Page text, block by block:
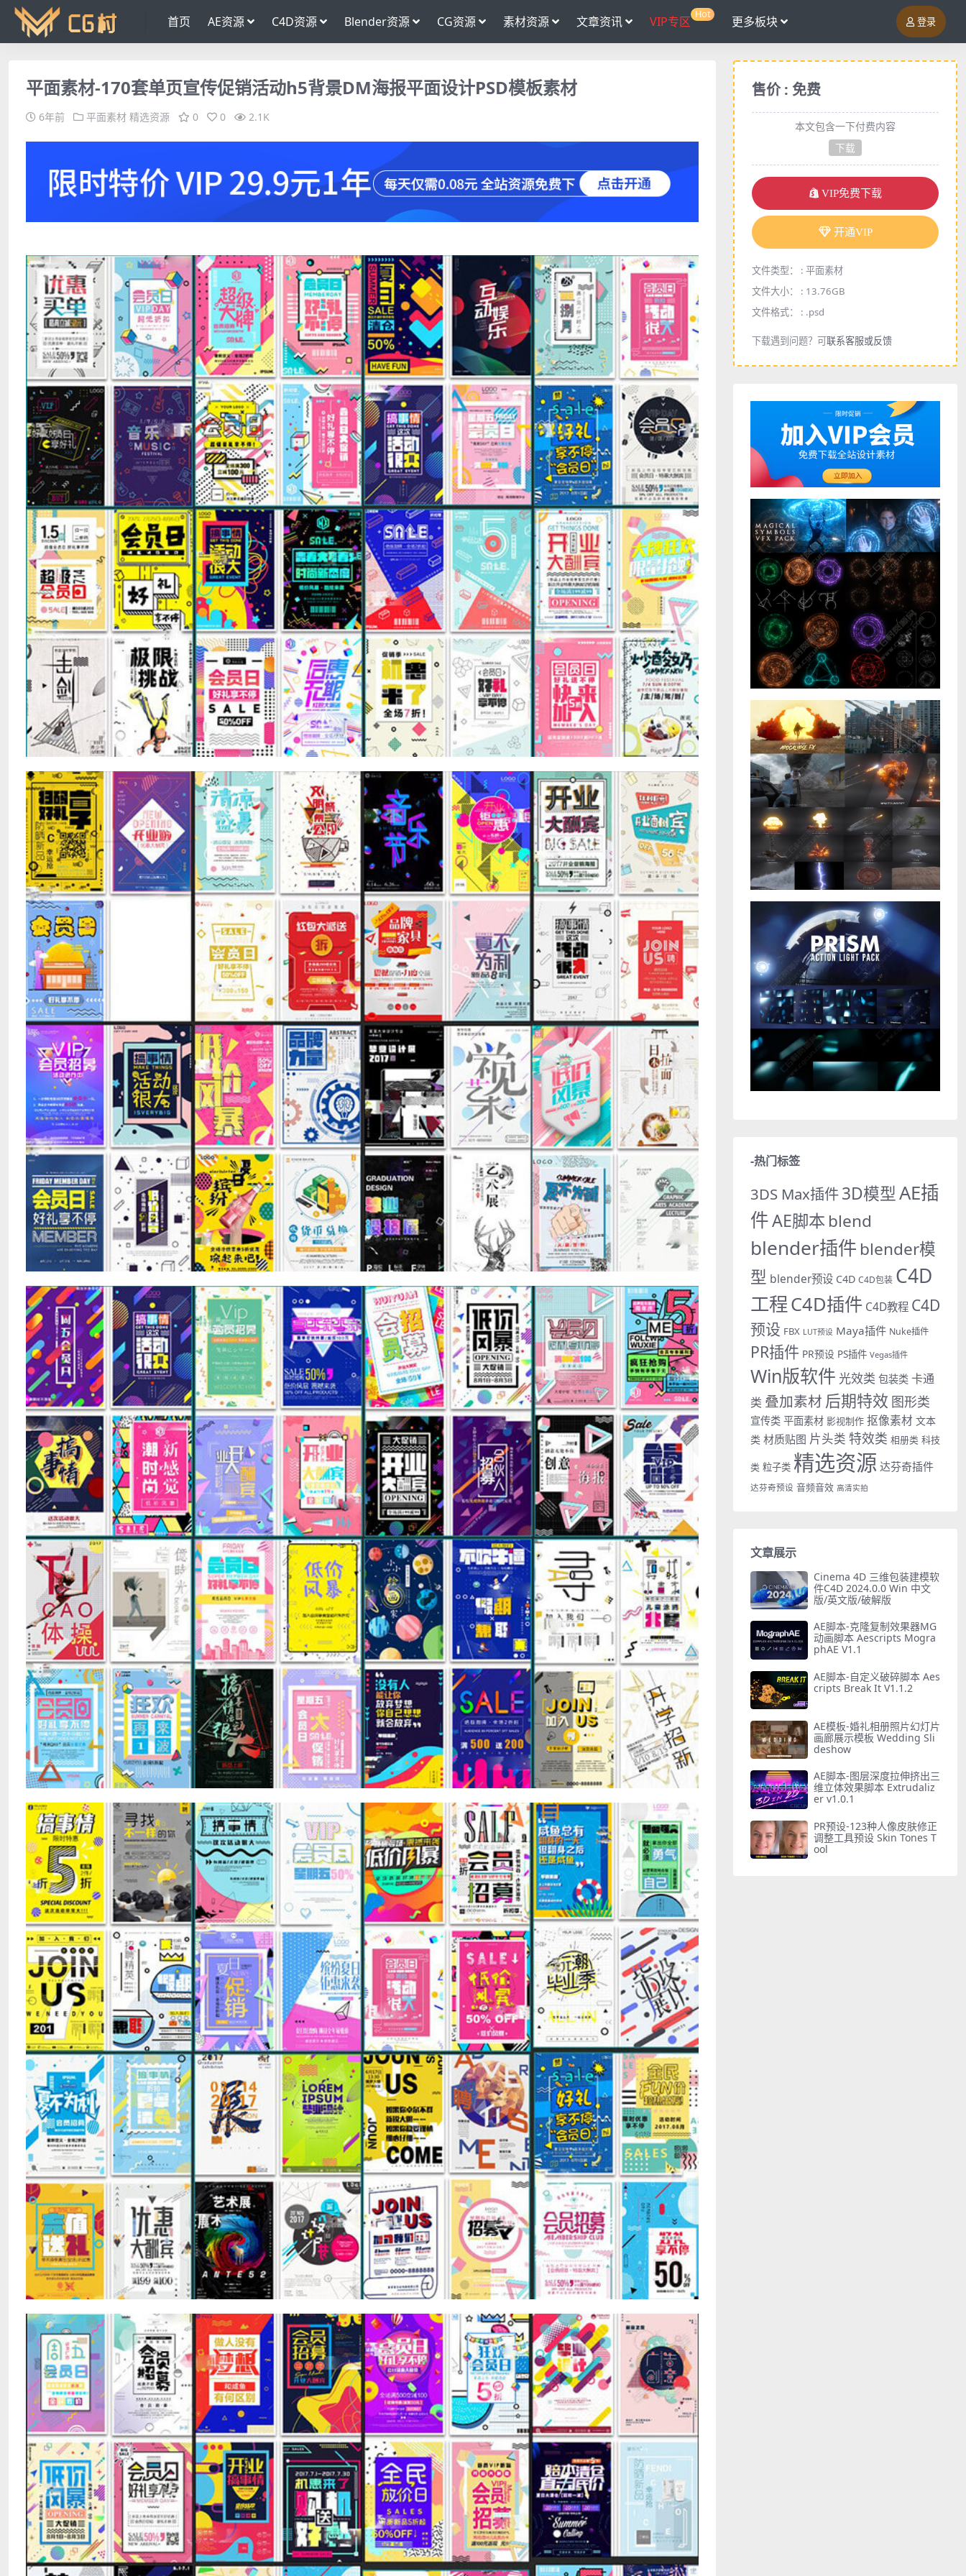
首页 AE资源 C4D资源 Blender资源 CG资源 素材资源 文章资讯 VIP专区 Hot 更多板块 登录
平面素材-170套单页宣传促销活动h5背景DM海报平面设计PSD模板素材
6年前 平面素材 精选资源 0 0 2.1K
售价 : 免费
本文包含一下付费内容
下载
VIP免费下载
开通VIP
文件类型： : 平面素材
文件大小： : 13.76GB
文件格式： : .psd
下载遇到问题？可联系客服或反馈
-热门标签
3DS Max插件3D模型AE插
件AE脚本 blend
blender插件 blender模
型 blender预设 C4D C4D包装 C4D
工程C4D插件 C4D教程 C4D
预设 FBX LUT预设 Maya插件 Nuke插件
PR插件 PR预设 PS插件 Vegas插件
Win版软件 光效类 包装类 卡通
类 叠加素材 后期特效 图形类
宣传类 平面素材 影视制作 抠像素材 文本
类 材质贴图 片头类 特效类 相册类 科技
类 粒子类 精选资源 达芬奇插件
达芬奇预设 音频音效 高清实拍
文章展示
Cinema 4D 三维包装建模软
件C4D 2024.0.0 Win 中文
版/英文版/破解版
AE脚本-克隆复制效果器MG
动画脚本 Aescripts Mogra
phAE V1.1
AE脚本-自定义破碎脚本 Aes
cripts Break It V1.1.2
AE模板-婚礼相册照片幻灯片
画廊展示模板 Wedding Sli
deshow
AE脚本-图层深度拉伸挤出三
维立体效果脚本 Extrudaliz
er v1.0.1
PR预设-123种人像皮肤修正
调整工具预设 Skin Tones T
ool